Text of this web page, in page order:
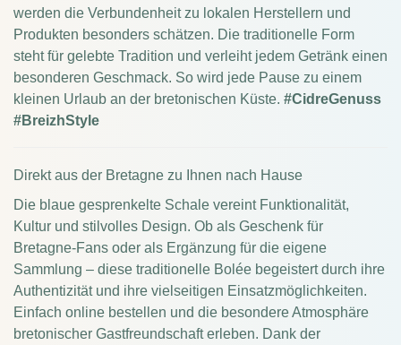
werden die Verbundenheit zu lokalen Herstellern und
Produkten besonders schätzen. Die traditionelle Form
steht für gelebte Tradition und verleiht jedem Getränk einen
besonderen Geschmack. So wird jede Pause zu einem
kleinen Urlaub an der bretonischen Küste. #CidreGenuss
#BreizhStyle
Direkt aus der Bretagne zu Ihnen nach Hause
Die blaue gesprenkelte Schale vereint Funktionalität,
Kultur und stilvolles Design. Ob als Geschenk für
Bretagne-Fans oder als Ergänzung für die eigene
Sammlung – diese traditionelle Bolée begeistert durch ihre
Authentizität und ihre vielseitigen Einsatzmöglichkeiten.
Einfach online bestellen und die besondere Atmosphäre
bretonischer Gastfreundschaft erleben. Dank der